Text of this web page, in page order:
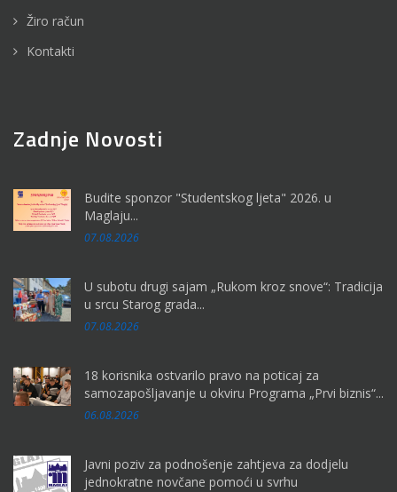
Žiro račun
Kontakti
Zadnje Novosti
Budite sponzor "Studentskog ljeta" 2026. u
Maglaju...
07.08.2026
U subotu drugi sajam „Rukom kroz snove“: Tradicija
u srcu Starog grada...
07.08.2026
18 korisnika ostvarilo pravo na poticaj za
samozapošljavanje u okviru Programa „Prvi biznis“...
06.08.2026
Javni poziv za podnošenje zahtjeva za dodjelu
jednokratne novčane pomoći u svrhu